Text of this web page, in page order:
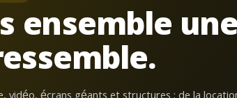
ensemble